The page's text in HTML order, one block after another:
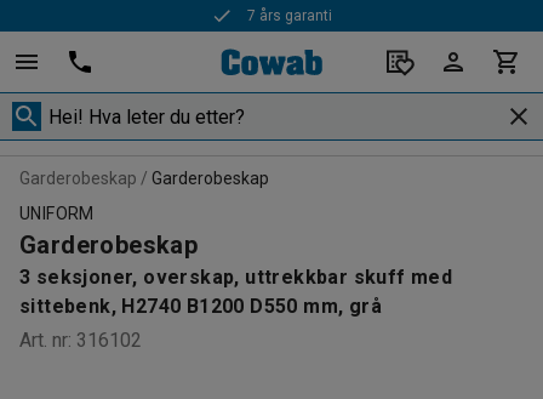
Rask levering
Garderobeskap
Garderobeskap
UNIFORM
Garderobeskap
3 seksjoner, overskap, uttrekkbar skuff med
sittebenk, H2740 B1200 D550 mm, grå
Art. nr: 316102